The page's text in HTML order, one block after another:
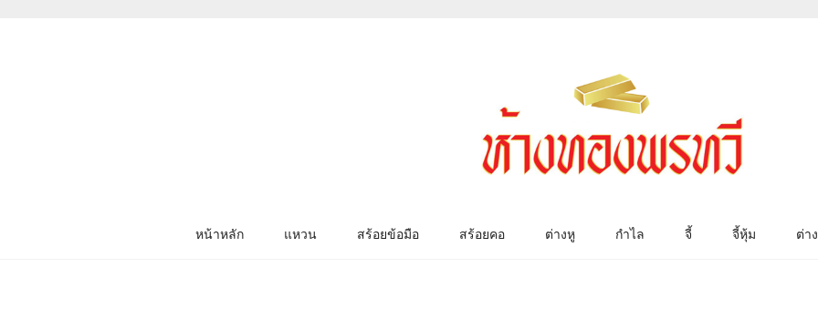
หน้าหลัก แหวน สร้อยข้อมือ สร้อยคอ ต่างหู กำไล จี้ จี้หุ้ม ต่า